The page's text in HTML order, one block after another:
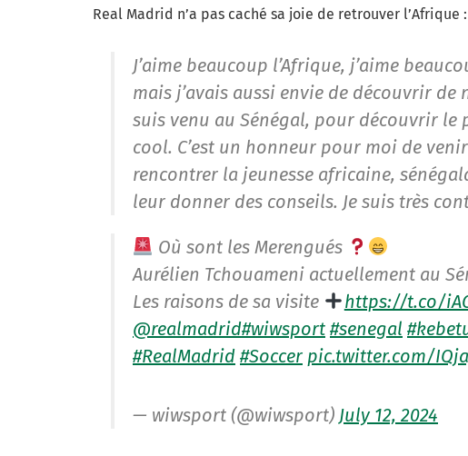
Real Madrid n’a pas caché sa joie de retrouver l’Afrique :
J’aime beaucoup l’Afrique, j’aime
mais j’avais aussi envie de découvrir de
suis venu au Sénégal, pour découvrir le
cool. C’est un honneur pour moi de
rencontrer la jeunesse africaine,
leur donner des conseils. Je suis très
Où sont les Merengués
Aurélien Tchouameni actuellement au
Les raisons de sa visite
https://t.co/
@realmadrid#wiwsport #senegal
#RealMadrid #Soccer pic.twitter.com/
— wiwsport (@wiwsport) July 12, 2024